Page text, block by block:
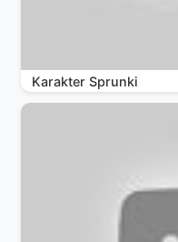
Karakter Sprunki